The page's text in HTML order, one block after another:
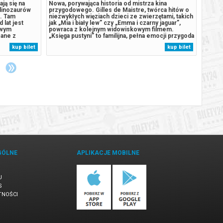
się na
Tam
lat jest
z
spod
burmistrz
kup bilet
Nowa, porywająca historia od mistrza kina
przygodowego. Gilles de Maistre, twórca hitów o
niezwykłych więziach dzieci ze zwierzętami, takich
jak „Mia i biały lew” czy „Emma i czarny jaguar”,
powraca z kolejnym widowiskowym filmem.
„Księga pustyni” to familijna, pełna emocji przygoda
osadzona w zapierających dech saharyjskich
pejzażach. Dwunastoletnia Sun wyrusza na Saharę,
by rozwikłać sekret starej...
kup bilet
APLIKACJE MOBILNE